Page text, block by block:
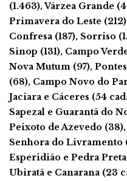
(1.463), Várzea Grande
Primavera do Leste
Confresa (187), Sorriso
Sinop (131), Campo
Nova Mutum (97),
(68), Campo Novo do
Jaciara e Cáceres (54
Sapezal e Guarantã do
Peixoto de Azevedo
Senhora do Livramento
Esperidião e Pedra
Ubiratã e Canarana (23